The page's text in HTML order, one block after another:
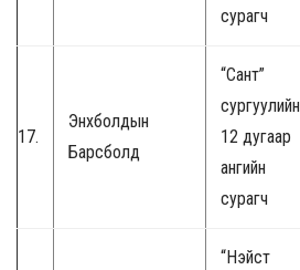
сурагч
17.
Энхболдын
Барсболд
“Сант”
сургуулийн
12 дугаар
ангийн
сурагч
“Нэйст